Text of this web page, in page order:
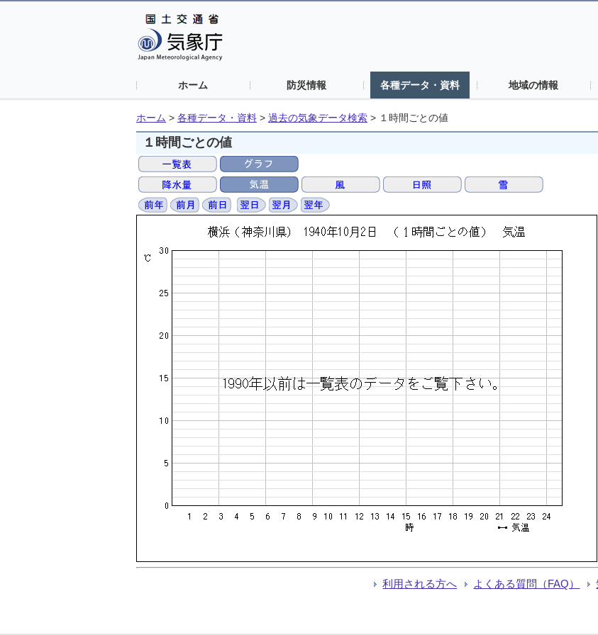
ホーム 防災情報 各種データ・資料 地域の情報
ホーム > 各種データ・資料 > 過去の気象データ検索 > １時間ごとの値
１時間ごとの値
利用される方へ よくある質問（FAQ）